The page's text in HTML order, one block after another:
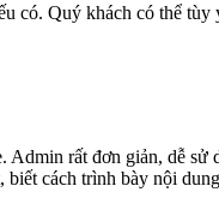
có. Quý khách có thể tùy
rất đơn giản, dễ
biết cách trình bày nội